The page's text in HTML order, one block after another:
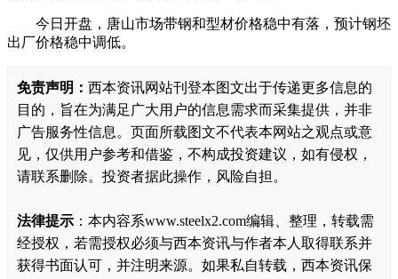
今日开盘，唐山市场带钢和型材价格稳中有落，预计钢坯
出厂价格稳中调低。
免责声明： 西本资讯网站刊登本图文出于传递更多信息的
目的，旨在为满足广大用户的信息需求而采集提供，并非
广告服务性信息。页面所载图文不代表本网站之观点或意
见，仅供用户参考和借鉴，不构成投资建议，如有侵权，
请联系删除。投资者据此操作，风险自担。
法律提示 ：本内容系www.steelx2.com编辑、整理，转载需
经授权，若需授权必须与西本资讯与作者本人取得联系并
获得书面认可，并注明来源。如果私自转载，西本资讯保